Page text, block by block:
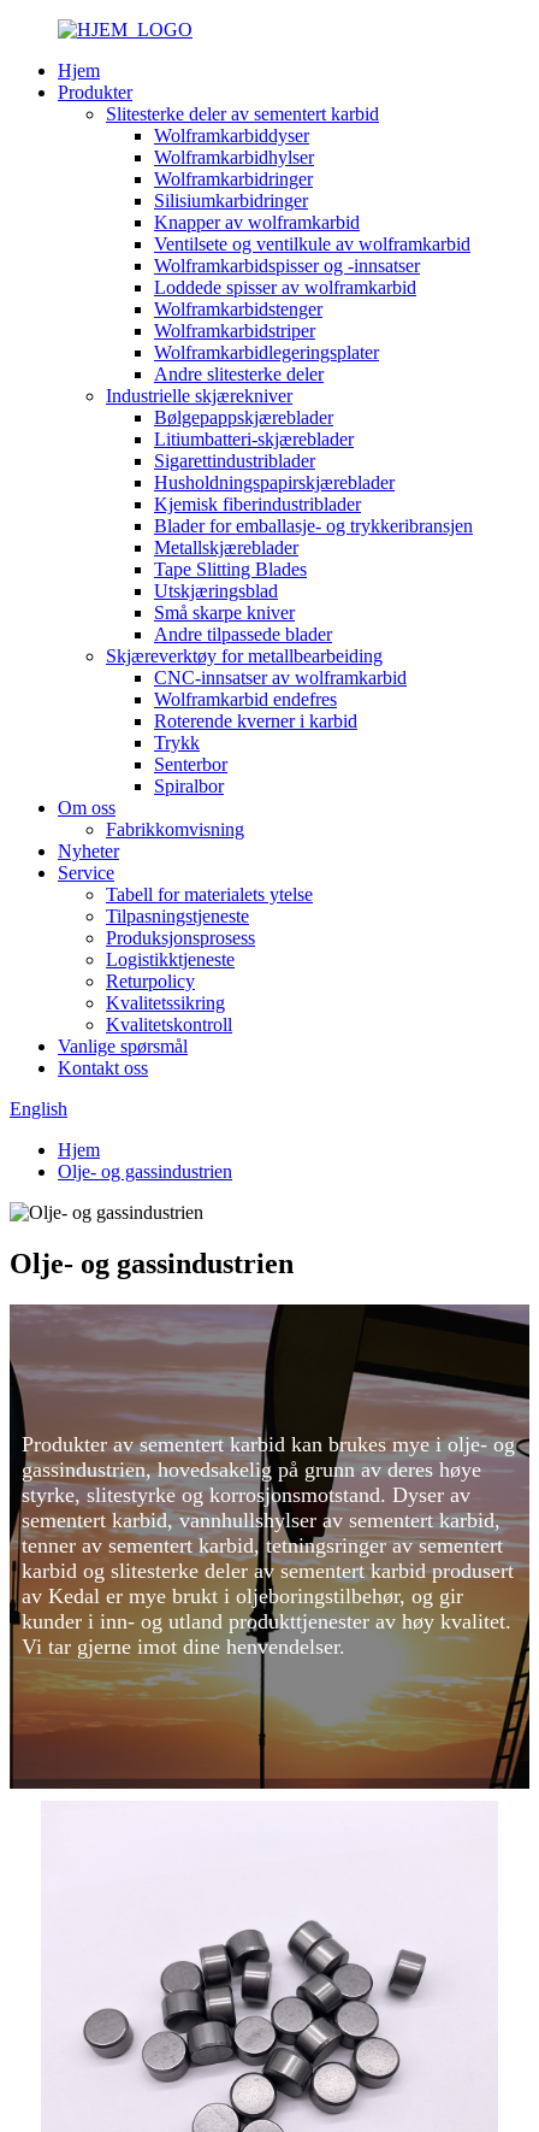
Hjem
Produkter
Slitesterke deler av sementert karbid
Wolframkarbiddyser
Wolframkarbidhylser
Wolframkarbidringer
Silisiumkarbidringer
Knapper av wolframkarbid
Ventilsete og ventilkule av wolframkarbid
Wolframkarbidspisser og -innsatser
Loddede spisser av wolframkarbid
Wolframkarbidstenger
Wolframkarbidstriper
Wolframkarbidlegeringsplater
Andre slitesterke deler
Industrielle skjærekniver
Bølgepappskjæreblader
Litiumbatteri-skjæreblader
Sigarettindustriblader
Husholdningspapirskjæreblader
Kjemisk fiberindustriblader
Blader for emballasje- og trykkeribransjen
Metallskjæreblader
Tape Slitting Blades
Utskjæringsblad
Små skarpe kniver
Andre tilpassede blader
Skjæreverktøy for metallbearbeiding
CNC-innsatser av wolframkarbid
Wolframkarbid endefres
Roterende kverner i karbid
Trykk
Senterbor
Spiralbor
Om oss
Fabrikkomvisning
Nyheter
Service
Tabell for materialets ytelse
Tilpasningstjeneste
Produksjonsprosess
Logistikktjeneste
Returpolicy
Kvalitetssikring
Kvalitetskontroll
Vanlige spørsmål
Kontakt oss
English
Hjem
Olje- og gassindustrien
Olje- og gassindustrien
Produkter av sementert karbid kan brukes mye i olje- og
gassindustrien, hovedsakelig på grunn av deres høye
styrke, slitestyrke og korrosjonsmotstand. Dyser av
sementert karbid, vannhullshylser av sementert karbid,
tenner av sementert karbid, tetningsringer av sementert
karbid og slitesterke deler av sementert karbid produsert
av Kedal er mye brukt i oljeboringstilbehør, og gir
kunder i inn- og utland produkttjenester av høy kvalitet.
Vi tar gjerne imot dine henvendelser.